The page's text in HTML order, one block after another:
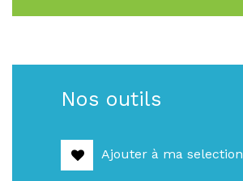
Nos outils
Ajouter à ma selection